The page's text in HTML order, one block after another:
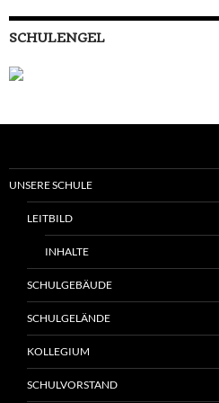
SCHULENGEL
UNSERE SCHULE
LEITBILD
INHALTE
SCHULGEBÄUDE
SCHULGELÄNDE
KOLLEGIUM
SCHULVORSTAND